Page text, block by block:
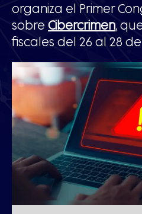
organiza el Primer
sobre Cibercrimen,
fiscales del 26 al 28